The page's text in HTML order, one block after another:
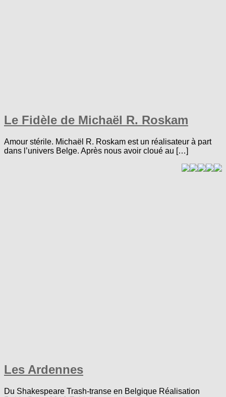
Le Fidèle de Michaël R. Roskam
Amour stérile. Michaël R. Roskam est un réalisateur à part
dans l’univers Belge. Après nous avoir cloué au […]
Les Ardennes
Du Shakespeare Trash-transe en Belgique Réalisation